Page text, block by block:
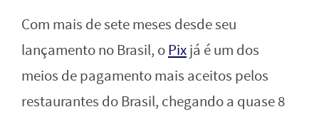
Com mais de sete meses desde seu
lançamento no Brasil, oPixjá é um dos
meios de pagamento mais aceitos pelos
restaurantes do Brasil, chegando a quase 8